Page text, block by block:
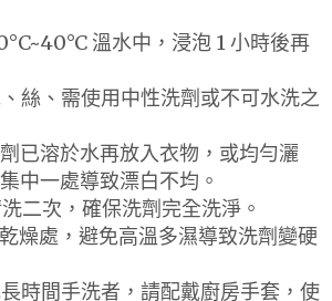
溫水中，浸泡 1 小時後再
絲、需使用中性洗劑或不可水洗之
已溶於水再放入衣物，或均勻灑
中一處導致漂白不均。
二次，確保洗劑完全洗淨。
燥處，避免高溫多濕導致洗劑變硬
時間手洗者，請配戴廚房手套，使